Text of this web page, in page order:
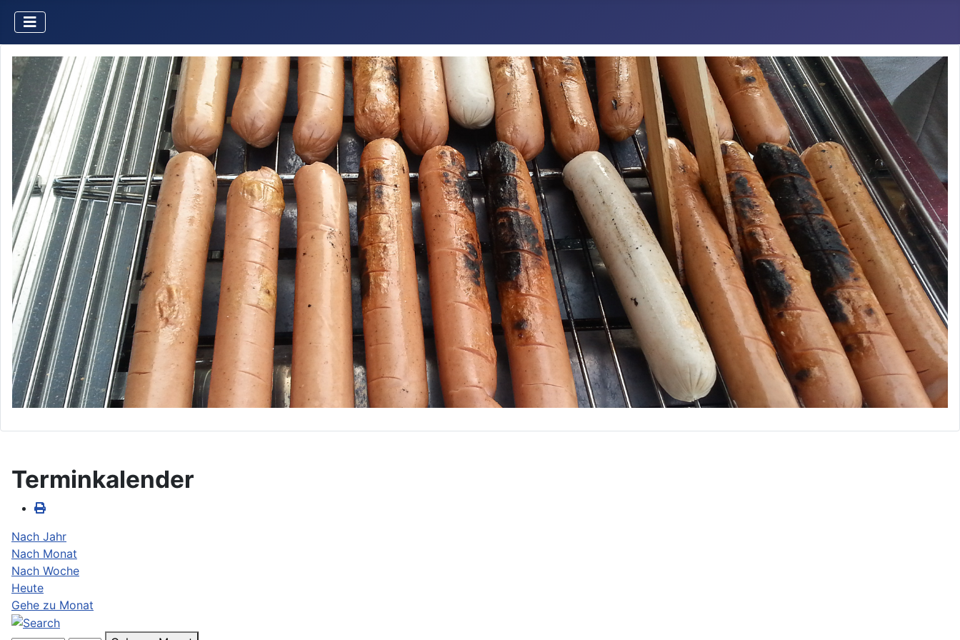
Terminkalender
Nach Jahr
Nach Monat
Nach Woche
Heute
Gehe zu Monat